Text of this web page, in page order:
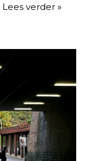
Lees verder »